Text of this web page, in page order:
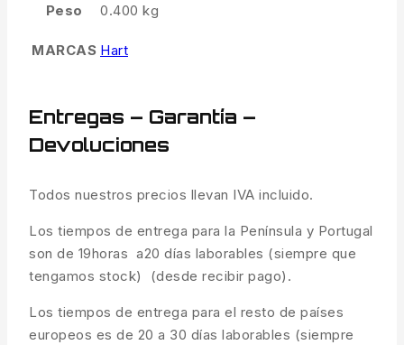
Peso 0.400 kg
MARCAS Hart
Entregas – Garantía –
Devoluciones
Todos nuestros precios llevan IVA incluido.
Los tiempos de entrega para la Península y Portugal
son de 19horas a20 días laborables (siempre que
tengamos stock) (desde recibir pago).
Los tiempos de entrega para el resto de países
europeos es de 20 a 30 días laborables (siempre